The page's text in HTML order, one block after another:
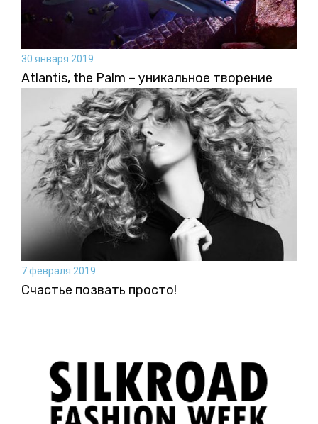
30 января 2019
Atlantis, the Palm – уникальное творение
7 февраля 2019
Счастье позвать просто!